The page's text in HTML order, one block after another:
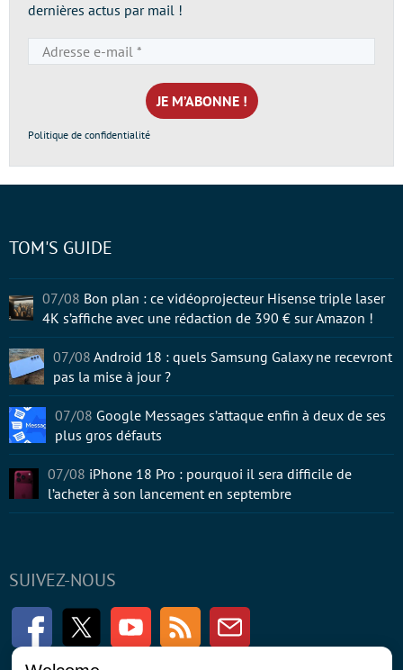
dernières actus par mail !
e-
mail
*
Politique de confidentialité
SUIVEZ-NOUS
FacebookTwitter Youtube RSS Newsletter
TOM'S GUIDE
07/08 Bon plan : ce vidéoprojecteur Hisense triple laser
4K s’affiche avec une rédaction de 390 € sur Amazon !
07/08 Android 18 : quels Samsung Galaxy ne recevront
pas la mise à jour ?
07/08 Google Messages s’attaque enfin à deux de ses
plus gros défauts
07/08 iPhone 18 Pro : pourquoi il sera difficile de
l’acheter à son lancement en septembre